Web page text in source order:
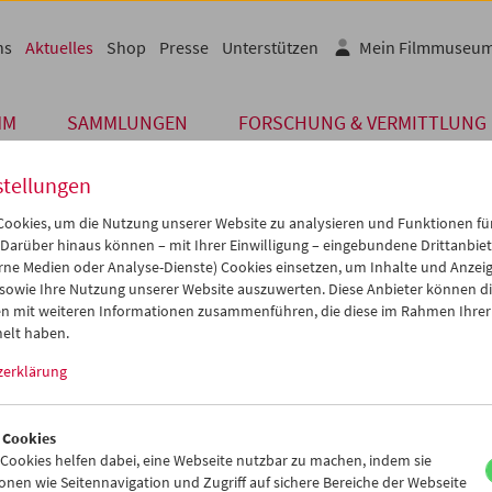
SAMMLUNGEN FORSCHUNG & VERMITTLUNG
Aktuelles Shop Presse Unterstützen Mein
2015
Hunters" im Wiener
mit dem Filmmuseum zeigt das Wiener Konzerthaus am 2.
von SternbergsThe Salvation Hunters(1925), der als der erste
Konzerthaus hat gemeinsam mit ARTE/ZDF einen
des Stummfilms an den Jazz-Pianisten Brad Mehldau
um die Nutzung unserer Website zu analysieren und Funktionen
hinaus können – mit Ihrer Einwilligung – eingebundene
Medien oder Analyse-Dienste) Cookies einsetzen, um Inhalte und
Ihre Nutzung unserer Website auszuwerten. Diese Anbieter können
mit weiteren Informationen zusammenführen, die diese im Rahmen
haben.
helfen dabei, eine Webseite nutzbar zu machen, indem sie
wie Seitennavigation und Zugriff auf sichere Bereiche der Webseite